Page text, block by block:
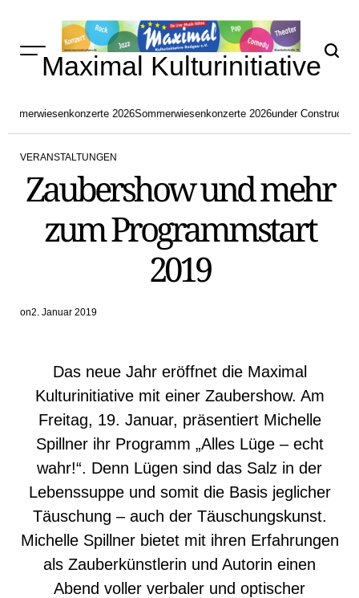
to
content
Maximal Kulturinitiative
2026Sommerwiesenkonzerte 2026under Construction
POSTED
IN
VERANSTALTUNGEN
Zaubershow und mehr
zum Programmstart
2019
on2. Januar 2019
Das neue Jahr eröffnet die Maximal
Kulturinitiative mit einer Zaubershow. Am
Freitag, 19. Januar, präsentiert Michelle
Spillner ihr Programm „Alles Lüge – echt
wahr!“. Denn Lügen sind das Salz in der
Lebenssuppe und somit die Basis jeglicher
Täuschung – auch der Täuschungskunst.
Michelle Spillner bietet mit ihren Erfahrungen
als Zauberkünstlerin und Autorin einen
Abend voller verbaler und optischer